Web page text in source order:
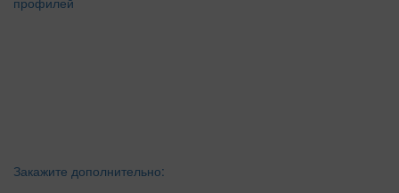
Закажите дополнительно: